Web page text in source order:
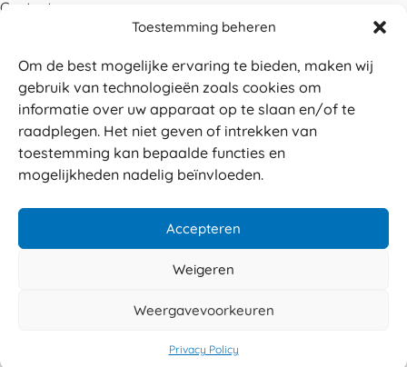
Toestemming beheren
Om de best mogelijke ervaring te bieden, maken wij
gebruik van technologieën zoals cookies om
informatie over uw apparaat op te slaan en/of te
raadplegen. Het niet geven of intrekken van
toestemming kan bepaalde functies en
mogelijkheden nadelig beïnvloeden.
Accepteren
Weigeren
Weergavevoorkeuren
Privacy Policy
Contact
Betalen
Levering
Retouren
Service en garantie
Veilig betalen
© 2026 Sabé Verpakkingen
Algemene voorwaarden